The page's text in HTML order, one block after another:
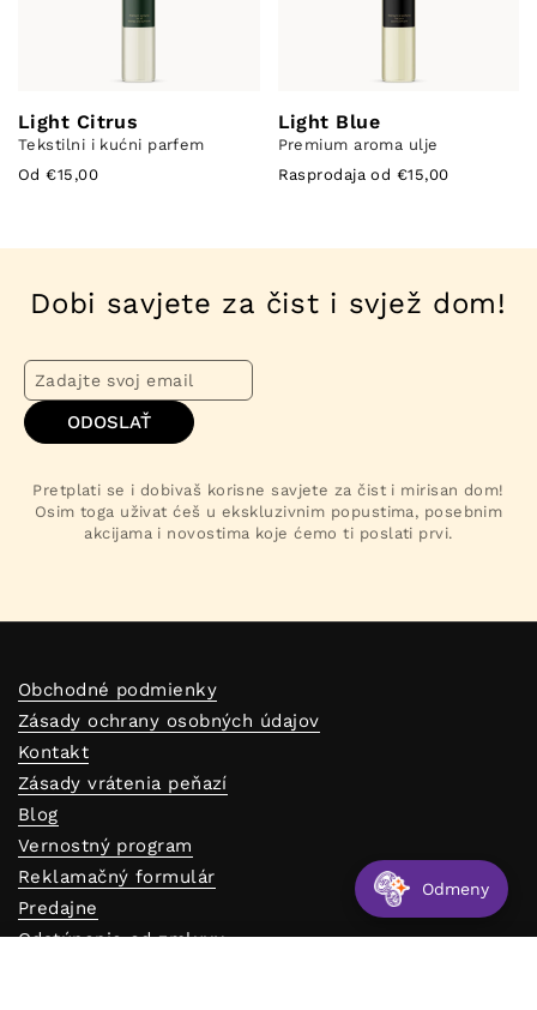
Light Citrus
Tekstilni i kućni parfem
Od €15,00
Light Blue
Premium aroma ulje
Rasprodaja od €15,00
Dobi savjete za čist i svjež dom!
ODOSLAŤ
Pretplati se i dobivaš korisne savjete za čist i mirisan dom!
Osim toga uživat ćeš u ekskluzivnim popustima, posebnim
akcijama i novostima koje ćemo ti poslati prvi.
Obchodné podmienky
Zásady ochrany osobných údajov
Kontakt
Zásady vrátenia peňazí
Blog
Vernostný program
Reklamačný formulár
Predajne
Odstúpenie od zmluvy
Odmeny